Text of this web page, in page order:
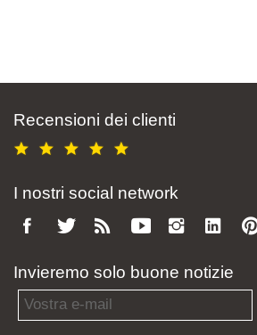
Recensioni dei clienti
I nostri social network
Invieremo solo buone notizie
Email address